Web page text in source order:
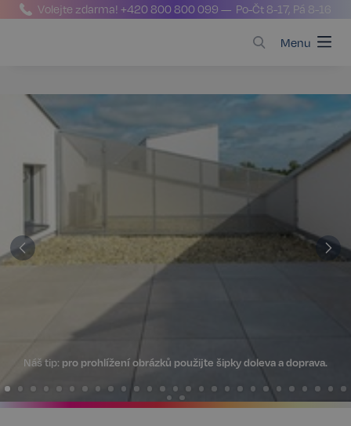
Volejte zdarma!+420 800 800 099 — Po-Čt 8-17, Pá 8-16
Menu
Náš tip: pro prohlížení obrázků použijte šipky doleva a doprava.